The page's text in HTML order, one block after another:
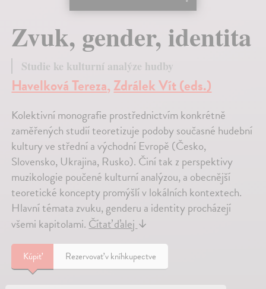
Zvuk, gender, identita
Studie ke kulturní analýze hudby
Havelková Tereza,Zdrálek Vít (eds.)
Kolektivní monografie prostřednictvím konkrétně
zaměřených studií teoretizuje podoby současné hudební
kultury ve střední a východní Evropě (Česko,
Slovensko, Ukrajina, Rusko). Činí tak z perspektivy
muzikologie poučené kulturní analýzou, a obecnější
teoretické koncepty promýšlí v lokálních kontextech.
Hlavní témata zvuku, genderu a identity procházejí
všemi kapitolami. Čítať ďalej ↓
Kúpiť Rezervovať v kníhkupectve